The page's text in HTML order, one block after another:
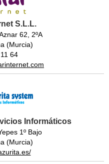
S.L.L.
62, 2ºA
(Murcia)
64
Informáticos
1º Bajo
(Murcia)